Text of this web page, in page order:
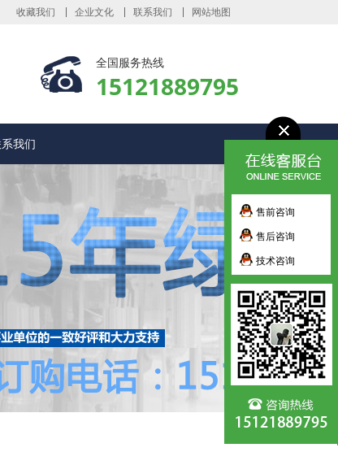
收藏我们 企业文化 联系我们 网站地图
全国服务热线
15121889795
我们
售前咨询
售后咨询
技术咨询